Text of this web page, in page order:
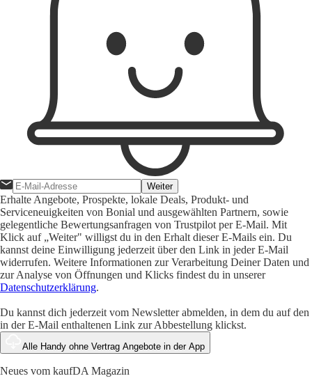
Weiter
Erhalte Angebote, Prospekte, lokale Deals, Produkt- und
Serviceneuigkeiten von Bonial und ausgewählten Partnern, sowie
gelegentliche Bewertungsanfragen von Trustpilot per E-Mail. Mit
Klick auf „Weiter" willigst du in den Erhalt dieser E-Mails ein. Du
kannst deine Einwilligung jederzeit über den Link in jeder E-Mail
widerrufen. Weitere Informationen zur Verarbeitung Deiner Daten und
zur Analyse von Öffnungen und Klicks findest du in unserer
Datenschutzerklärung.
Du kannst dich jederzeit vom Newsletter abmelden, in dem du auf den
in der E-Mail enthaltenen Link zur Abbestellung klickst.
Alle Handy ohne Vertrag Angebote in der App
Neues vom kaufDA Magazin